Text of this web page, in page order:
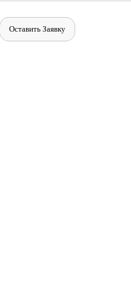
Оставить Заявку